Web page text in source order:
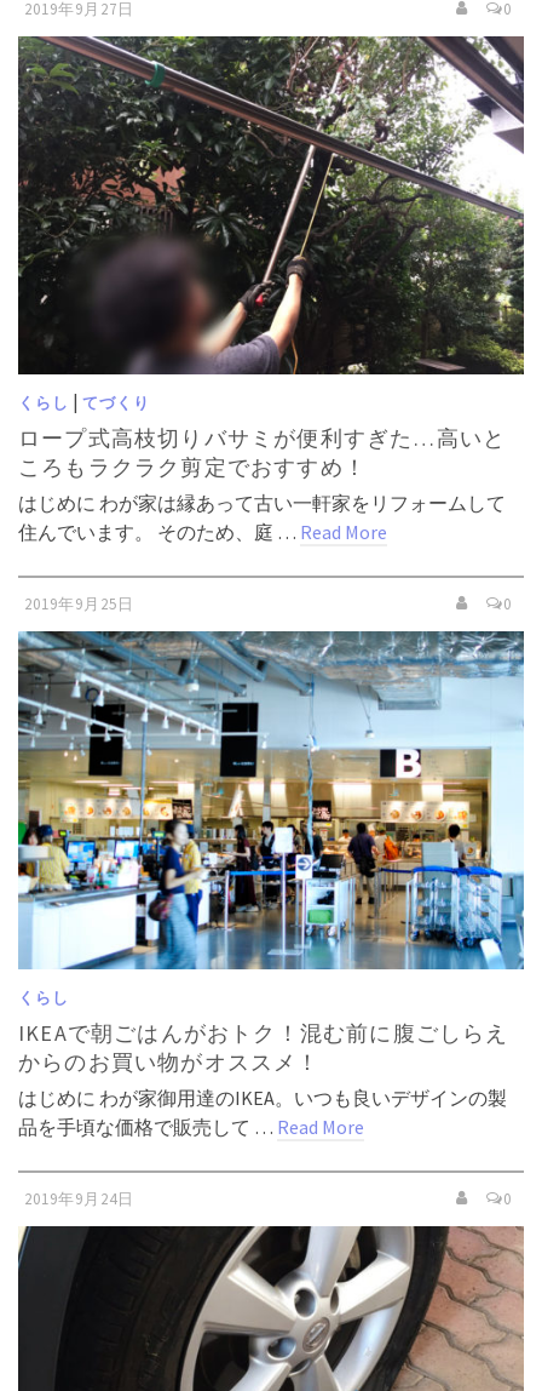
2019年9月27日 0
くらし | てづくり
ロープ式高枝切りバサミが便利すぎた…高いと
ころもラクラク剪定でおすすめ！
はじめに わが家は縁あって古い一軒家をリフォームして
住んでいます。 そのため、庭 … Read More
2019年9月25日 0
くらし
IKEAで朝ごはんがおトク！混む前に腹ごしらえ
からのお買い物がオススメ！
はじめに わが家御用達のIKEA。いつも良いデザインの製
品を手頃な価格で販売して … Read More
2019年9月24日 0